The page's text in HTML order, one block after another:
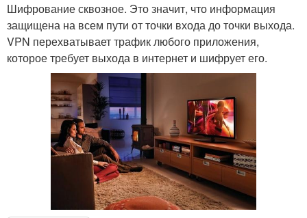
Шифрование сквозное. Это значит, что информация
защищена на всем пути от точки входа до точки выхода.
VPN перехватывает трафик любого приложения,
которое требует выхода в интернет и шифрует его.